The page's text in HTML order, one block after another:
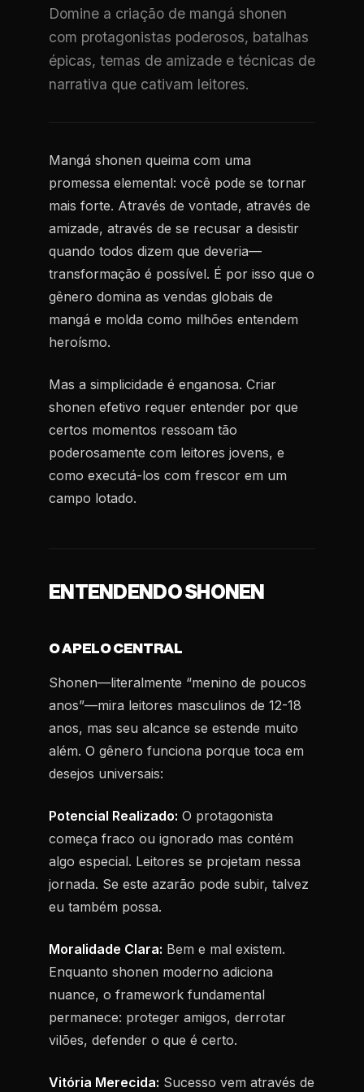
Domine a criação de mangá shonen
com protagonistas poderosos, batalhas
épicas, temas de amizade e técnicas de
narrativa que cativam leitores.
Mangá shonen queima com uma
promessa elemental: você pode se tornar
mais forte. Através de vontade, através de
amizade, através de se recusar a desistir
quando todos dizem que deveria—
transformação é possível. É por isso que o
gênero domina as vendas globais de
mangá e molda como milhões entendem
heroísmo.
Mas a simplicidade é enganosa. Criar
shonen efetivo requer entender por que
certos momentos ressoam tão
poderosamente com leitores jovens, e
como executá-los com frescor em um
campo lotado.
ENTENDENDO SHONEN
O APELO CENTRAL
Shonen—literalmente “menino de poucos
anos”—mira leitores masculinos de 12-18
anos, mas seu alcance se estende muito
além. O gênero funciona porque toca em
desejos universais:
Potencial Realizado: O protagonista
começa fraco ou ignorado mas contém
algo especial. Leitores se projetam nessa
jornada. Se este azarão pode subir, talvez
eu também possa.
Moralidade Clara: Bem e mal existem.
Enquanto shonen moderno adiciona
nuance, o framework fundamental
permanece: proteger amigos, derrotar
vilões, defender o que é certo.
Vitória Merecida: Sucesso vem através de